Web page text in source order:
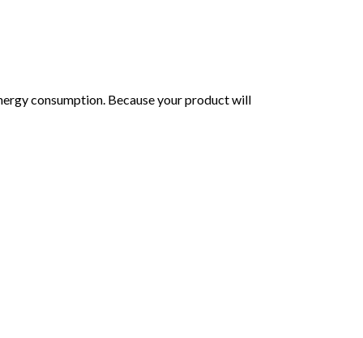
consumption. Because your product will